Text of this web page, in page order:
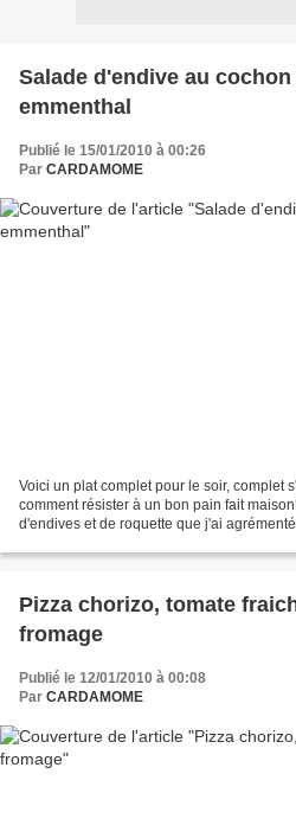
Salade d'endive au
emmenthal
Publié le 15/01/2010 à 00:26
Par CARDAMOME
Voici un plat complet pour le soir, complet
comment résister à un bon pain fait
d'endives et de roquette que j'ai
Pizza chorizo, tomate
fromage
Publié le 12/01/2010 à 00:08
Par CARDAMOME